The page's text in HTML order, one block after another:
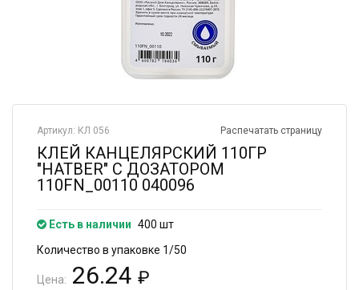
Распечатать страницу
Артикул: КЛ 056
КЛЕЙ КАНЦЕЛЯРСКИЙ 110ГР
"HATBER" С ДОЗАТОРОМ
110FN_00110 040096
Есть в наличии 400 шт
Количество в упаковке 1/50
Цена: 26.24 ₽